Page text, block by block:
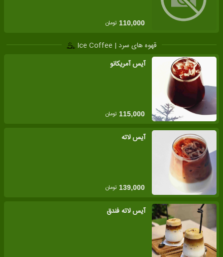
110,000 تومان
قهوه های سرد | Ice Coffee
آیس آمریکانو
115,000 تومان
آیس لاته
139,000 تومان
آیس لاته فندق